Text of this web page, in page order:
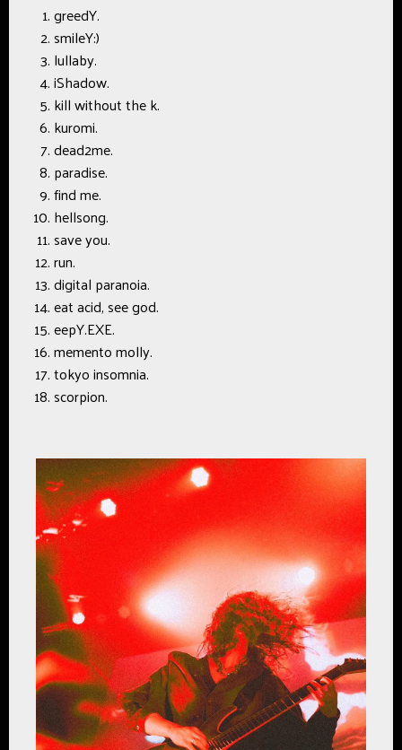
greedY.
smileY:)
lullaby.
iShadow.
kill without the k.
kuromi.
dead2me.
paradise.
find me.
hellsong.
save you.
run.
digital paranoia.
eat acid, see god.
eepY.EXE.
memento molly.
tokyo insomnia.
scorpion.